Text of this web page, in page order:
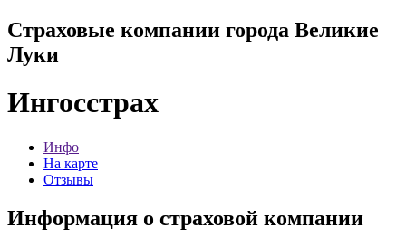
Страховые компании города Великие
Луки
Ингосстрах
Инфо
На карте
Отзывы
Информация о страховой компании